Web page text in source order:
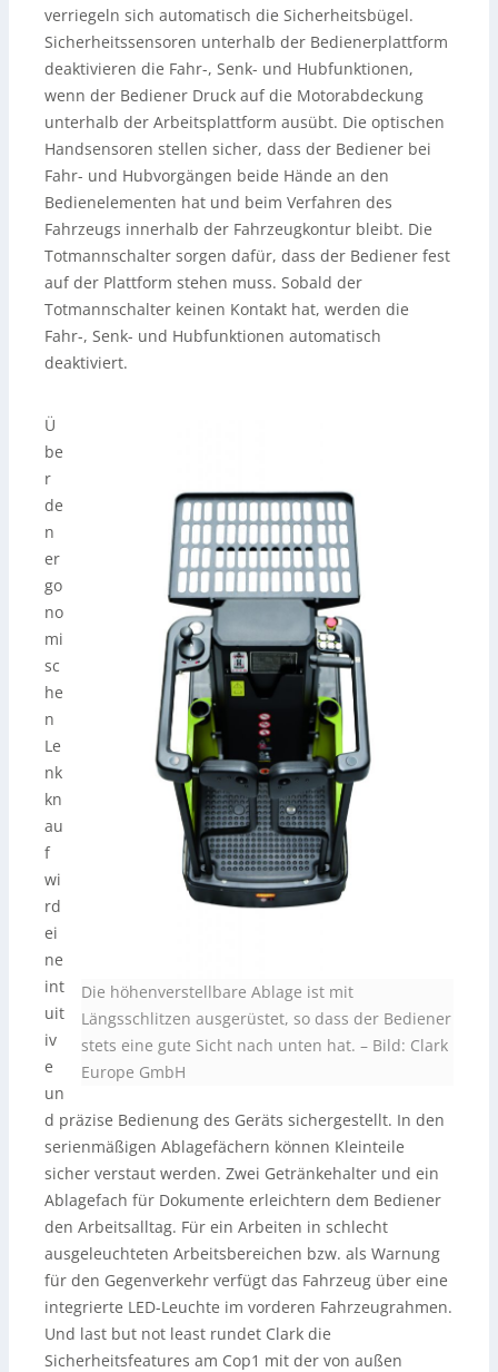
verriegeln sich automatisch die Sicherheitsbügel.
Sicherheitssensoren unterhalb der Bedienerplattform
deaktivieren die Fahr-, Senk- und Hubfunktionen,
wenn der Bediener Druck auf die Motorabdeckung
unterhalb der Arbeitsplattform ausübt. Die optischen
Handsensoren stellen sicher, dass der Bediener bei
Fahr- und Hubvorgängen beide Hände an den
Bedienelementen hat und beim Verfahren des
Fahrzeugs innerhalb der Fahrzeugkontur bleibt. Die
Totmannschalter sorgen dafür, dass der Bediener fest
auf der Plattform stehen muss. Sobald der
Totmannschalter keinen Kontakt hat, werden die
Fahr-, Senk- und Hubfunktionen automatisch
deaktiviert.
Die höhenverstellbare Ablage ist mit
Längsschlitzen ausgerüstet, so dass der Bediener
stets eine gute Sicht nach unten hat. – Bild: Clark
Europe GmbH
Ü
be
r
de
n
er
go
no
mi
sc
he
n
Le
nk
kn
au
f
wi
rd
ei
ne
int
uit
iv
e
un
d präzise Bedienung des Geräts sichergestellt. In den
serienmäßigen Ablagefächern können Kleinteile
sicher verstaut werden. Zwei Getränkehalter und ein
Ablagefach für Dokumente erleichtern dem Bediener
den Arbeitsalltag. Für ein Arbeiten in schlecht
ausgeleuchteten Arbeitsbereichen bzw. als Warnung
für den Gegenverkehr verfügt das Fahrzeug über eine
integrierte LED-Leuchte im vorderen Fahrzeugrahmen.
Und last but not least rundet Clark die
Sicherheitsfeatures am Cop1 mit der von außen